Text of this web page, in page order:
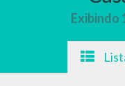
Exibindo